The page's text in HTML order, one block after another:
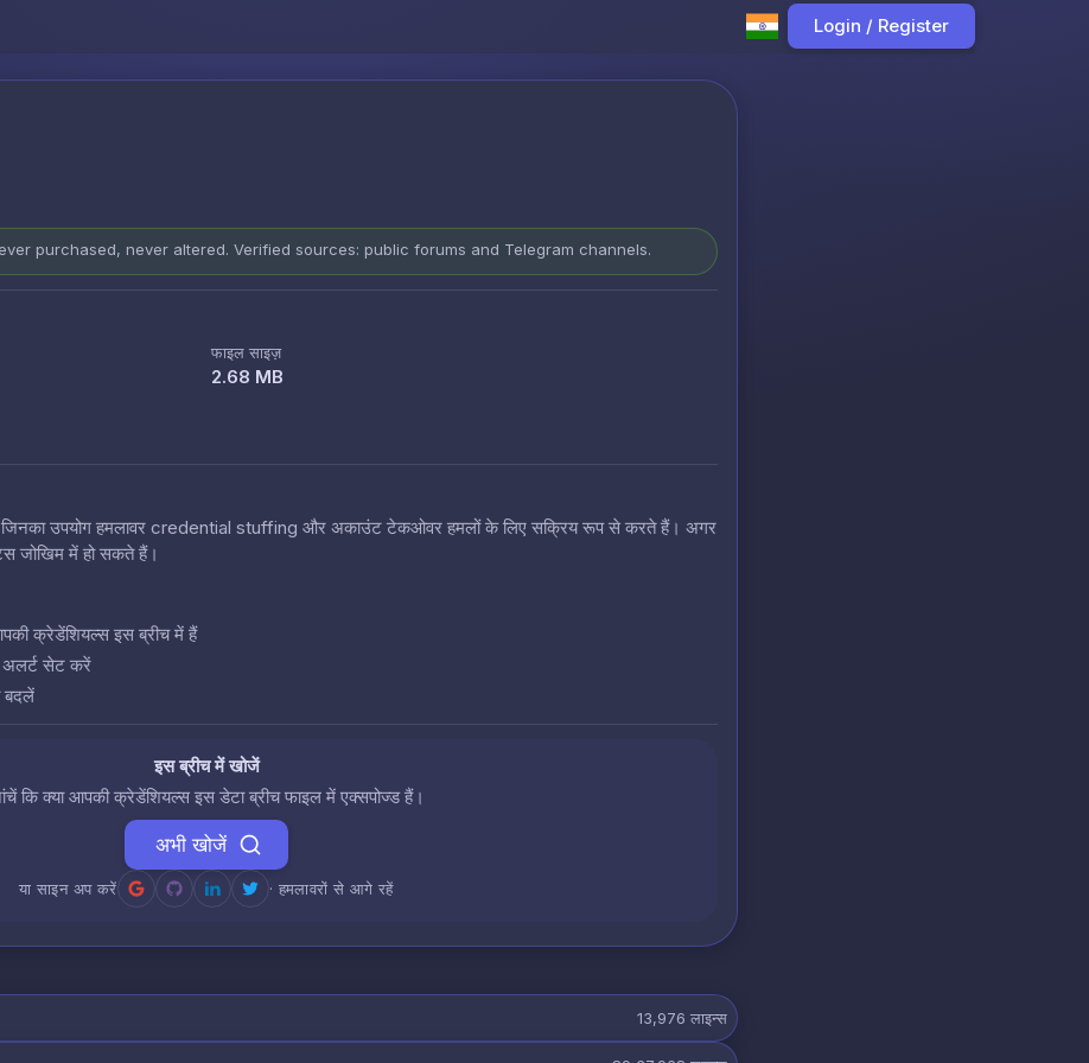
Login / Register
purchased, never altered. Verified sources: public forums and Telegram channels.
फाइल साइज़
2.68 MB
हैं जिनका उपयोग हमलावर credential stuffing और अकाउंट टेकओवर हमलों के लिए सक्रिय रूप से करते हैं। अगर
जोखिम में हो सकते हैं।
क्रेडेंशियल्स इस ब्रीच में हैं
अलर्ट सेट करें
बदलें
इस ब्रीच में खोजें
कि क्या आपकी क्रेडेंशियल्स इस डेटा ब्रीच फाइल में एक्सपोज्ड हैं।
अभी खोजें
या साइन अप करें · हमलावरों से आगे रहें
13,976 लाइन्स